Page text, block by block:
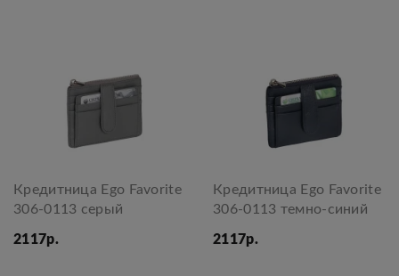
Кредитница Ego Favorite
306-0113 серый
2117р.
Кредитница Ego Favorite
306-0113 темно-синий
2117р.